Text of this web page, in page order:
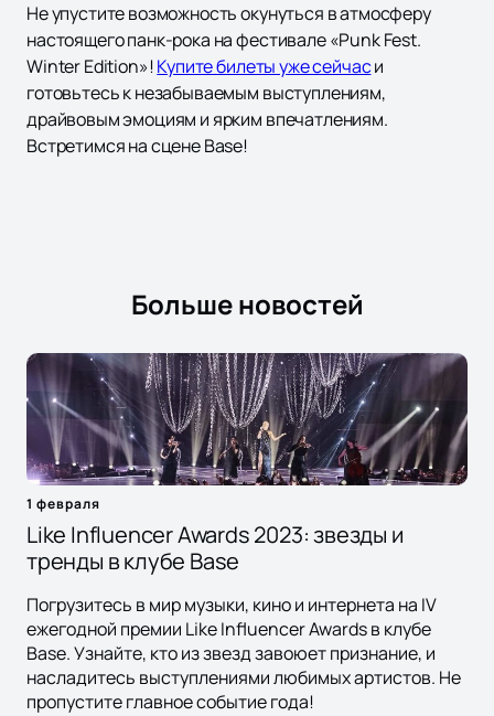
Не упустите возможность окунуться в атмосферу
настоящего панк-рока на фестивале «Punk Fest.
Winter Edition»! Купите билеты уже сейчаси
готовьтесь к незабываемым выступлениям,
драйвовым эмоциям и ярким впечатлениям.
Встретимся на сцене Base!
Больше новостей
1 февраля
Like Influencer Awards 2023: звезды и
тренды в клубе Base
Погрузитесь в мир музыки, кино и интернета на IV
ежегодной премии Like Influencer Awards в клубе
Base. Узнайте, кто из звезд завоюет признание, и
насладитесь выступлениями любимых артистов. Не
пропустите главное событие года!